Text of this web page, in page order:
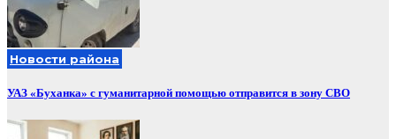
Новости района
УАЗ «Буханка» с гуманитарной помощью отправится в зону СВО